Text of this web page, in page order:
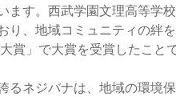
ます。西武学園文理高等学
り、地域コミュニティの絆
賞」で大賞を受賞したこと
るネジバナは、地域の環境